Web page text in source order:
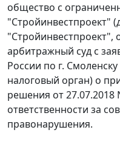
общество с
"Стройинвестпроект"
"Стройинвестпроект",
арбитражный суд с
России по г.
налоговый орган) о
решения от 27.07.2018
ответственности за
правонарушения.